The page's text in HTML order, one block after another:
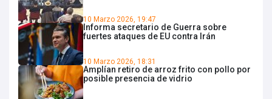
10 Marzo 2026, 19:47
Informa secretario de Guerra sobre
fuertes ataques de EU contra Irán
10 Marzo 2026, 18:31
Amplían retiro de arroz frito con pollo por
posible presencia de vidrio